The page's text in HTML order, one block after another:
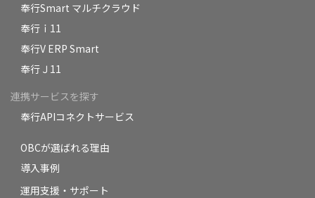
奉行Smart マルチクラウド
奉行ｉ11
奉行V ERP Smart
奉行Ｊ11
連携サービスを探す
奉行APIコネクトサービス
OBCが選ばれる理由
導入事例
運用支援・サポート